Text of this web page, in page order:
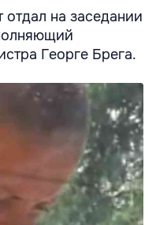
отдал на заседании
Георге Брега.